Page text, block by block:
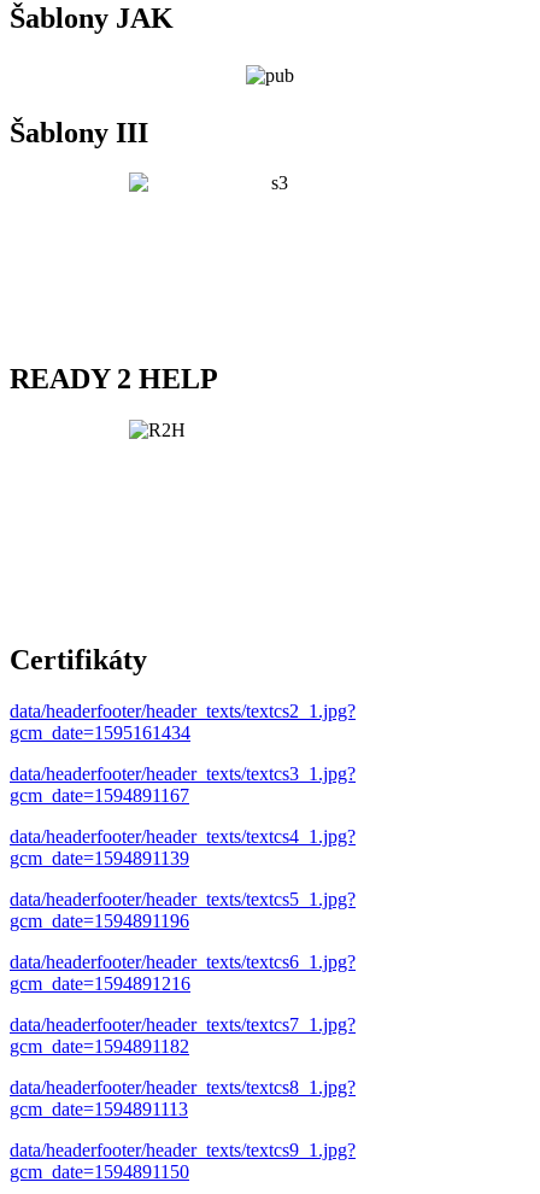
Šablony JAK
Šablony III
READY 2 HELP
Certifikáty
data/headerfooter/header_texts/textcs2_1.jpg?
gcm_date=1595161434
data/headerfooter/header_texts/textcs3_1.jpg?
gcm_date=1594891167
data/headerfooter/header_texts/textcs4_1.jpg?
gcm_date=1594891139
data/headerfooter/header_texts/textcs5_1.jpg?
gcm_date=1594891196
data/headerfooter/header_texts/textcs6_1.jpg?
gcm_date=1594891216
data/headerfooter/header_texts/textcs7_1.jpg?
gcm_date=1594891182
data/headerfooter/header_texts/textcs8_1.jpg?
gcm_date=1594891113
data/headerfooter/header_texts/textcs9_1.jpg?
gcm_date=1594891150